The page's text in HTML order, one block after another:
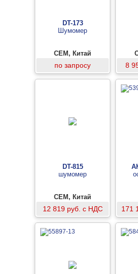
DT-173
Шумомер
CEM, Китай
по запросу 8
DT-815
шумомер
CEM, Китай
12 819 руб. с НДС 171